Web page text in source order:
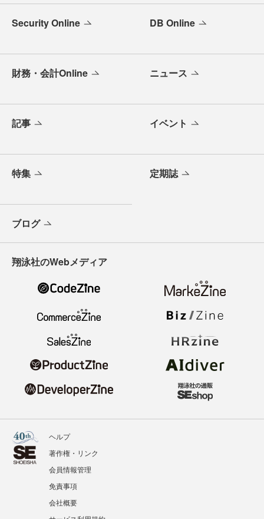
Security Online DB Online
財務・会計Online ニュース
記事 イベント
特集 定期誌
ブログ
翔泳社のWebメディア
ヘルプ
著作権・リンク
会員情報管理
免責事項
会社概要